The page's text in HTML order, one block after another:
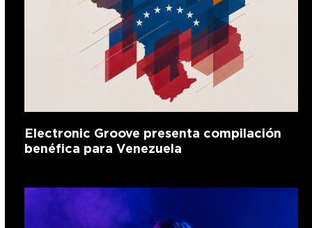
Electronic Groove presenta compilación
benéfica para Venezuela